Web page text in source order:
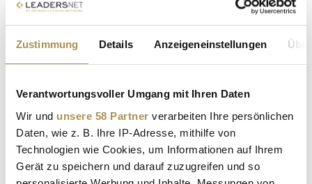
Zustimmung Details Anzeigeneinstellungen
Verantwortungsvoller Umgang mit Ihren Daten
Wir und unsere 58 Partner verarbeiten Ihre persönlichen
Daten, wie z. B. Ihre IP-Adresse, mithilfe von
Technologien wie Cookies, um Informationen auf Ihrem
Gerät zu speichern und darauf zuzugreifen und so